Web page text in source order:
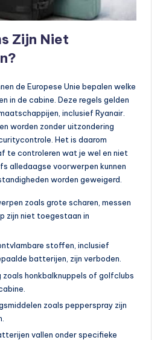
Zijn Niet
de Europese Unie bepalen welke
in de cabine. Deze regels gelden
inclusief Ryanair.
worden zonder uitzondering
Het is daarom
te controleren wat je wel en niet
alledaagse voorwerpen kunnen
worden geweigerd.
zoals grote scharen, messen
zijn niet toegestaan in
stoffen, inclusief
batterijen, zijn verboden.
honkbalknuppels of golfclubs
zoals pepperspray zijn
vallen onder specifieke